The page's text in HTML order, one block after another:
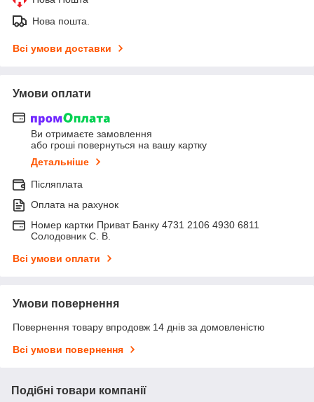
Нова пошта.
Всі умови доставки
Умови оплати
Ви отримаєте замовлення
або гроші повернуться на вашу картку
Детальніше
Післяплата
Оплата на рахунок
Номер картки Приват Банку 4731 2106 4930 6811
Солодовник С. В.
Всі умови оплати
Умови повернення
Повернення товару впродовж 14 днів за домовленістю
Всі умови повернення
Подібні товари компанії